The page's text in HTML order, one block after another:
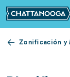
Pasar al
Zonificación y